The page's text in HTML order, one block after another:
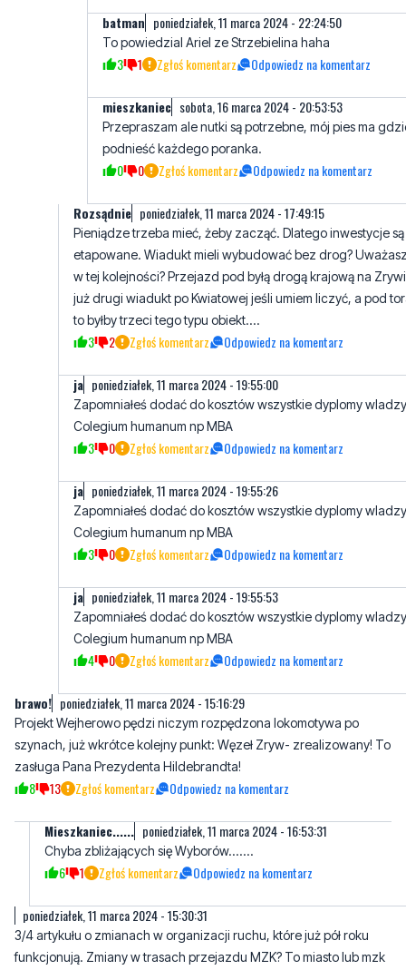
batman poniedziałek, 11 marca 2024 - 22:24:50
To powiedzial Ariel ze Strzebielina haha
3 1 Zgłoś komentarz Odpowiedz na komentarz
mieszkaniec sobota, 16 marca 2024 - 20:53:53
Przepraszam ale nutki są potrzebne, mój pies ma
podnieść każdego poranka.
0 0 Zgłoś komentarz Odpowiedz na komentarz
Rozsądnie poniedziałek, 11 marca 2024 - 17:49:15
Pieniądze trzeba mieć, żeby zacząć. Dlatego inwestycje są
etapowane. Wiadukt mieli wybudować bez drog?
w tej kolejności? Przejazd pod byłą drogą krajową na
już drugi wiadukt po Kwiatowej jeśli umiem liczyć, a pod
to byłby trzeci tego typu obiekt....
3 2 Zgłoś komentarz Odpowiedz na komentarz
ja poniedziałek, 11 marca 2024 - 19:55:00
Zapomniałeś dodać do kosztów wszystkie dyplomy
Colegium humanum np MBA
3 0 Zgłoś komentarz Odpowiedz na komentarz
ja poniedziałek, 11 marca 2024 - 19:55:26
Zapomniałeś dodać do kosztów wszystkie dyplomy
Colegium humanum np MBA
3 0 Zgłoś komentarz Odpowiedz na komentarz
ja poniedziałek, 11 marca 2024 - 19:55:53
Zapomniałeś dodać do kosztów wszystkie dyplomy
Colegium humanum np MBA
4 0 Zgłoś komentarz Odpowiedz na komentarz
brawo! poniedziałek, 11 marca 2024 - 15:16:29
Projekt Wejherowo pędzi niczym rozpędzona lokomotywa po
szynach, już wkrótce kolejny punkt: Węzeł Zryw- zrealizowany! To
zasługa Pana Prezydenta Hildebrandta!
8 13 Zgłoś komentarz Odpowiedz na komentarz
Mieszkaniec...... poniedziałek, 11 marca 2024 - 16:53:31
Chyba zbliżających się Wyborów.......
6 1 Zgłoś komentarz Odpowiedz na komentarz
poniedziałek, 11 marca 2024 - 15:30:31
3/4 artykułu o zmianach w organizacji ruchu, które już pół roku
funkcjonują. Zmiany w trasach przejazdu MZK? To miasto lub mzk